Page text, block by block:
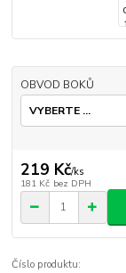
OBVOD BOKŮ
219 Kč/ks
181 Kč bez DPH
Číslo produktu: